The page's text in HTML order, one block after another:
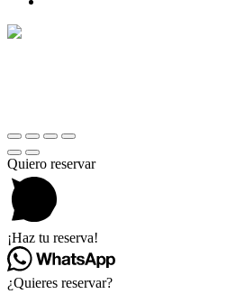
Quiero reservar
¡Haz tu reserva!
¿Quieres reservar?